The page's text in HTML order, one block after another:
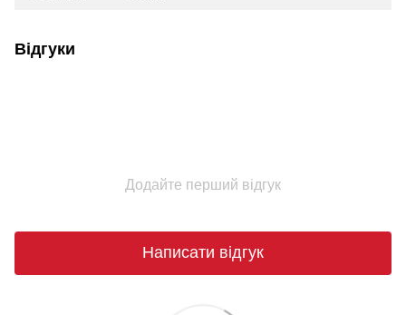
Відгуки
Додайте перший відгук
Написати відгук